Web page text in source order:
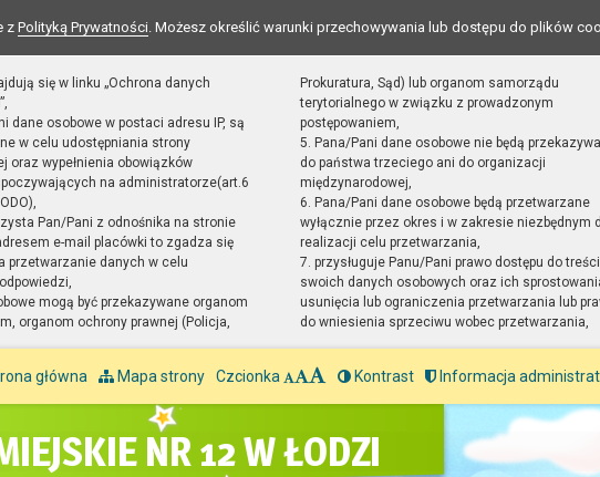
z Polityką Prywatności. Możesz określić warunki przechowywania lub dostępu do plików
się w linku „Ochrona danych
dane osobowe w postaci adresu IP, są
w celu udostępniania strony
oraz wypełnienia obowiązków
na administratorze(art.6
Pan/Pani z odnośnika na stronie
e-mail placówki to zgadza się
przetwarzanie danych w celu
mogą być przekazywane organom
organom ochrony prawnej (Policja,
Prokuratura, Sąd) lub organom samorządu
terytorialnego w związku z prowadzonym
postępowaniem,
5. Pana/Pani dane osobowe nie będą
do państwa trzeciego ani do organizacji
międzynarodowej,
6. Pana/Pani dane osobowe będą przetwarzane
wyłącznie przez okres i w zakresie niezbędnym
realizacji celu przetwarzania,
7. przysługuje Panu/Pani prawo dostępu do treści
swoich danych osobowych oraz ich
usunięcia lub ograniczenia przetwarzania lub
do wniesienia sprzeciwu wobec przetwarzania,
główna Mapa strony Czcionka Kontrast Informacja
NR 12 W ŁODZI